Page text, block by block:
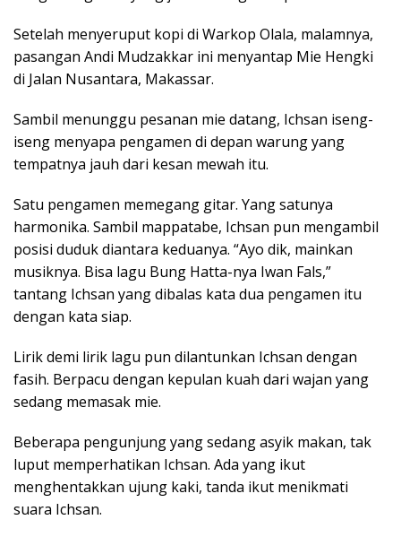
Setelah menyeruput kopi di Warkop Olala, malamnya,
pasangan Andi Mudzakkar ini menyantap Mie Hengki
di Jalan Nusantara, Makassar.
Sambil menunggu pesanan mie datang, Ichsan iseng-
iseng menyapa pengamen di depan warung yang
tempatnya jauh dari kesan mewah itu.
Satu pengamen memegang gitar. Yang satunya
harmonika. Sambil mappatabe, Ichsan pun mengambil
posisi duduk diantara keduanya. “Ayo dik, mainkan
musiknya. Bisa lagu Bung Hatta-nya Iwan Fals,”
tantang Ichsan yang dibalas kata dua pengamen itu
dengan kata siap.
Lirik demi lirik lagu pun dilantunkan Ichsan dengan
fasih. Berpacu dengan kepulan kuah dari wajan yang
sedang memasak mie.
Beberapa pengunjung yang sedang asyik makan, tak
luput memperhatikan Ichsan. Ada yang ikut
menghentakkan ujung kaki, tanda ikut menikmati
suara Ichsan.